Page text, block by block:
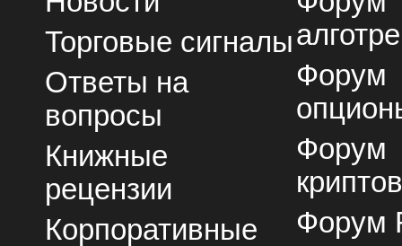
Торговые сигналы
Ответы на
вопросы
Книжные
рецензии
Корпоративные
Форум
Форум
Форум